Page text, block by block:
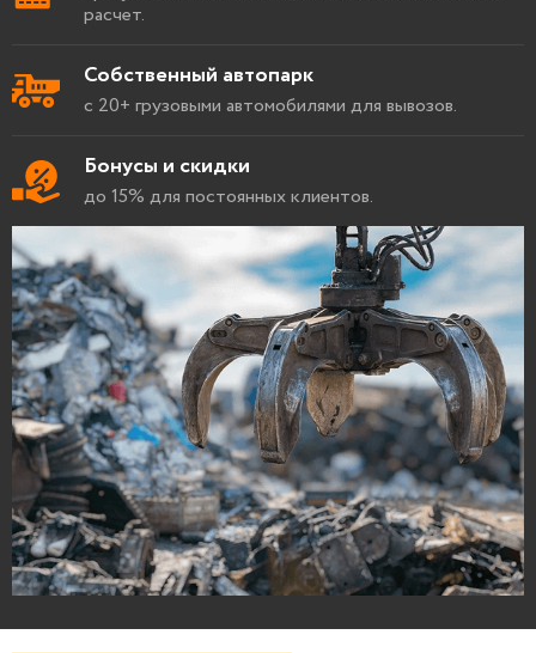
расчет.
Собственный автопарк
с 20+ грузовыми автомобилями для вывозов.
Бонусы и скидки
до 15% для постоянных клиентов.